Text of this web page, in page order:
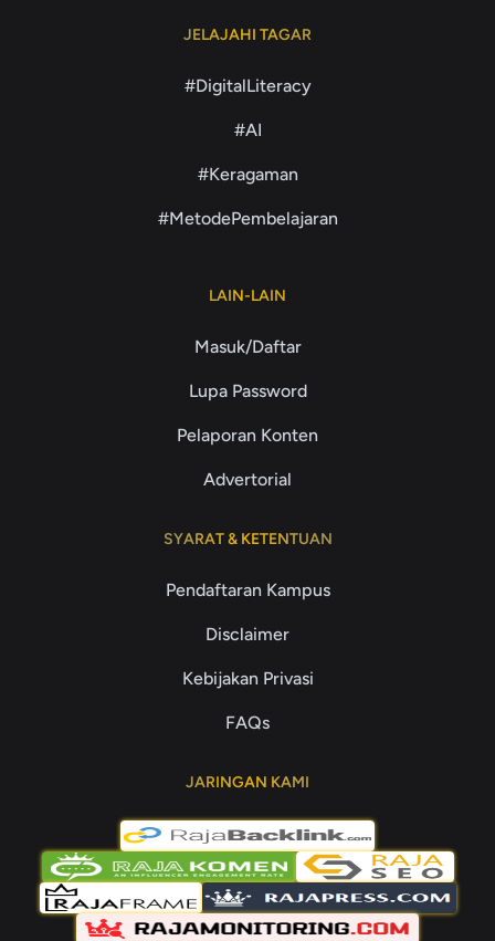
JELAJAHI TAGAR
#DigitalLiteracy
#AI
#Keragaman
#MetodePembelajaran
LAIN-LAIN
Masuk/Daftar
Lupa Password
Pelaporan Konten
Advertorial
SYARAT & KETENTUAN
Pendaftaran Kampus
Disclaimer
Kebijakan Privasi
FAQs
JARINGAN KAMI